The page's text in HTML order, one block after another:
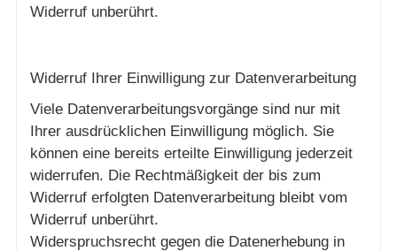
Widerruf unberührt.
Widerruf Ihrer Einwilligung zur Datenverarbeitung
Viele Datenverarbeitungsvorgänge sind nur mit
Ihrer ausdrücklichen Einwilligung möglich. Sie
können eine bereits erteilte Einwilligung jederzeit
widerrufen. Die Rechtmäßigkeit der bis zum
Widerruf erfolgten Datenverarbeitung bleibt vom
Widerruf unberührt.
Widerspruchsrecht gegen die Datenerhebung in